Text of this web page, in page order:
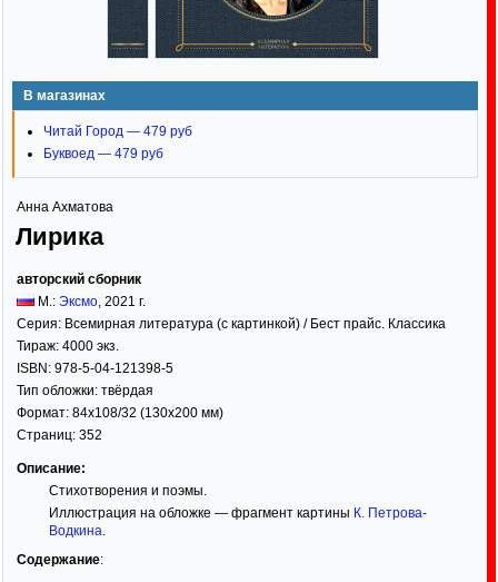
В магазинах
Читай Город — 479 руб
Буквоед — 479 руб
Анна Ахматова
Лирика
авторский сборник
М.: Эксмо, 2021 г.
Серия: Всемирная литература (с картинкой) / Бест прайс. Классика
Тираж: 4000 экз.
ISBN: 978-5-04-121398-5
Тип обложки: твёрдая
Формат: 84x108/32 (130x200 мм)
Страниц: 352
Описание:
Стихотворения и поэмы.
Иллюстрация на обложке — фрагмент картины К. Петрова-
Водкина.
Содержание: